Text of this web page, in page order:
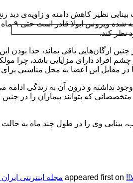
نظیر کاهش دامنه‌ و زاویه‌ی
خود جلب
نظر کند.
ارگان‌هایی باقی بماند، جدا
افراد دارای مزایایی باشد، چرا
در مقابل این اعضا به محل مناسبی
نداشته و درون آن به زندگی ادامه
متخصصانی که بتوانند بیماران را در
بینایی وی را در طول چند ماه به
مجله اینترنتی